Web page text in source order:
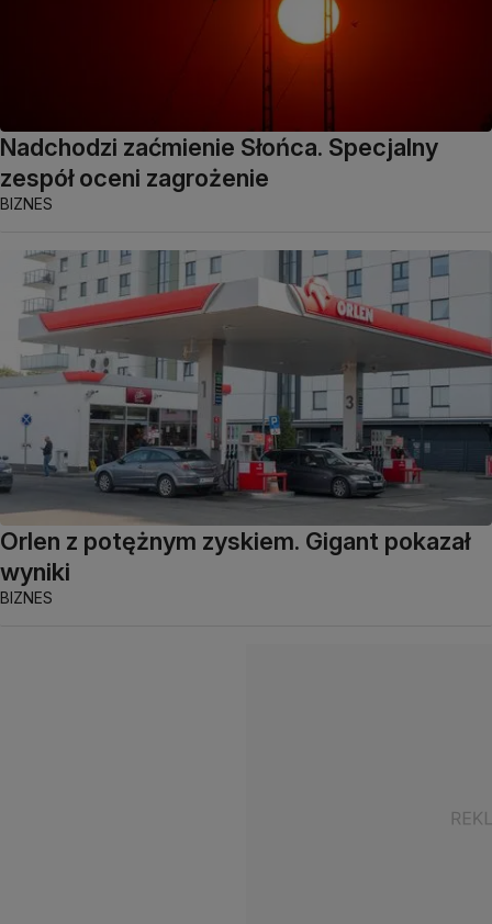
Nadchodzi zaćmienie Słońca. Specjalny
zespół oceni zagrożenie
BIZNES
Orlen z potężnym zyskiem. Gigant pokazał
wyniki
BIZNES